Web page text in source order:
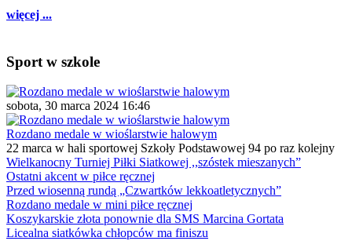
więcej ...
Sport w szkole
sobota, 30 marca 2024 16:46
Rozdano medale w wioślarstwie halowym
22 marca w hali sportowej Szkoły Podstawowej 94 po raz kolejny
Wielkanocny Turniej Piłki Siatkowej ,,szóstek mieszanych”
Ostatni akcent w piłce ręcznej
Przed wiosenną rundą „Czwartków lekkoatletycznych”
Rozdano medale w mini piłce ręcznej
Koszykarskie złota ponownie dla SMS Marcina Gortata
Licealna siatkówka chłopców ma finiszu